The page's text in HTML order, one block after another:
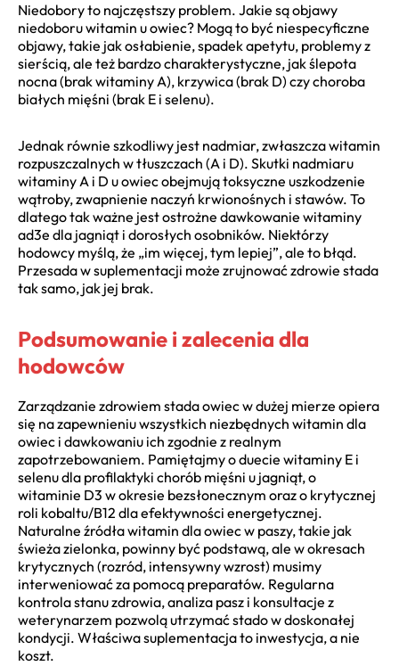
Niedobory to najczęstszy problem. Jakie są objawy
niedoboru witamin u owiec? Mogą to być niespecyficzne
objawy, takie jak osłabienie, spadek apetytu, problemy z
sierścią, ale też bardzo charakterystyczne, jak ślepota
nocna (brak witaminy A), krzywica (brak D) czy choroba
białych mięśni (brak E i selenu).
Jednak równie szkodliwy jest nadmiar, zwłaszcza witamin
rozpuszczalnych w tłuszczach (A i D). Skutki nadmiaru
witaminy A i D u owiec obejmują toksyczne uszkodzenie
wątroby, zwapnienie naczyń krwionośnych i stawów. To
dlatego tak ważne jest ostrożne dawkowanie witaminy
ad3e dla jagniąt i dorosłych osobników. Niektórzy
hodowcy myślą, że „im więcej, tym lepiej”, ale to błąd.
Przesada w suplementacji może zrujnować zdrowie stada
tak samo, jak jej brak.
Podsumowanie i zalecenia dla
hodowców
Zarządzanie zdrowiem stada owiec w dużej mierze opiera
się na zapewnieniu wszystkich niezbędnych witamin dla
owiec i dawkowaniu ich zgodnie z realnym
zapotrzebowaniem. Pamiętajmy o duecie witaminy E i
selenu dla profilaktyki chorób mięśni u jagniąt, o
witaminie D3 w okresie bezsłonecznym oraz o krytycznej
roli kobaltu/B12 dla efektywności energetycznej.
Naturalne źródła witamin dla owiec w paszy, takie jak
świeża zielonka, powinny być podstawą, ale w okresach
krytycznych (rozród, intensywny wzrost) musimy
interweniować za pomocą preparatów. Regularna
kontrola stanu zdrowia, analiza pasz i konsultacje z
weterynarzem pozwolą utrzymać stado w doskonałej
kondycji. Właściwa suplementacja to inwestycja, a nie
koszt.